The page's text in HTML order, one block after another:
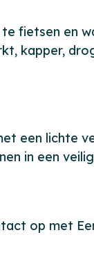
fietsen en
kapper,
een lichte
in een
op met